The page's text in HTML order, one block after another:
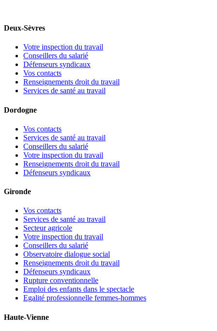
Deux-Sèvres
Votre inspection du travail
Conseillers du salarié
Défenseurs syndicaux
Vos contacts
Renseignements droit du travail
Services de santé au travail
Dordogne
Vos contacts
Services de santé au travail
Conseillers du salarié
Votre inspection du travail
Renseignements droit du travail
Défenseurs syndicaux
Gironde
Vos contacts
Services de santé au travail
Secteur agricole
Votre inspection du travail
Conseillers du salarié
Observatoire dialogue social
Renseignements droit du travail
Défenseurs syndicaux
Rupture conventionnelle
Emploi des enfants dans le spectacle
Egalité professionnelle femmes-hommes
Haute-Vienne